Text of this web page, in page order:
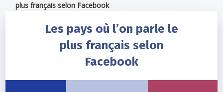
plus français selon Facebook
Les pays où l’on parle le
plus français selon
Facebook